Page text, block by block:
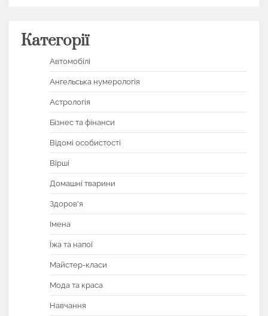
Категорії
Автомобілі
Ангельська нумерологія
Астрологія
Бізнес та фінанси
Відомі особистості
Вірші
Домашні тварини
Здоров'я
Імена
Їжа та напої
Майстер-класи
Мода та краса
Навчання